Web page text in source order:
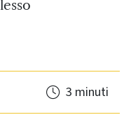
3 minuti